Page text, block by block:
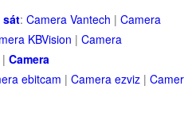
sát: Camera Vantech | Camera
KBVision | Camera
| Camera
ebitcam | Camera ezviz |